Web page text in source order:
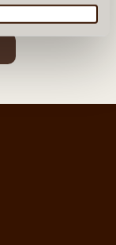
Immersion « NATURE » dans l’île verte Saõ Miguel